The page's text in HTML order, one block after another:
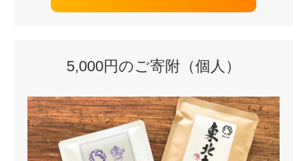
5,000円のご寄附（個人）